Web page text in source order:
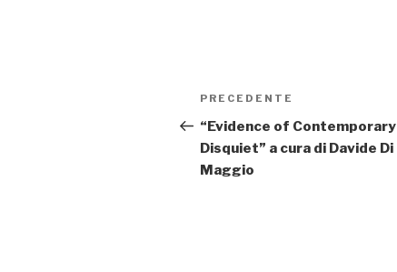
Navigazione
articoli
Articolo
precedente:
PRECEDENTE
“Evidence of Contemporary
Disquiet” a cura di Davide Di
Maggio